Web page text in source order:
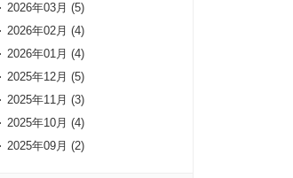
2026年03月 (5)
2026年02月 (4)
2026年01月 (4)
2025年12月 (5)
2025年11月 (3)
2025年10月 (4)
2025年09月 (2)